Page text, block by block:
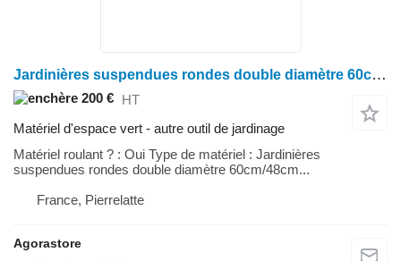
Jardinières suspendues rondes double diamètre 60cm/48cm
200 € HT
Matériel d'espace vert - autre outil de jardinage
Matériel roulant ? : Oui Type de matériel : Jardinières
suspendues rondes double diamètre 60cm/48cm...
France, Pierrelatte
Agorastore